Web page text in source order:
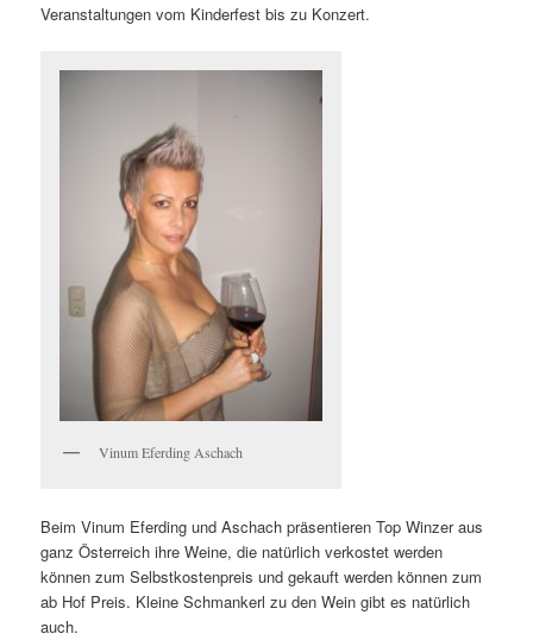
Veranstaltungen vom Kinderfest bis zu Konzert.
Vinum Eferding Aschach
Beim Vinum Eferding und Aschach präsentieren Top Winzer aus
ganz Österreich ihre Weine, die natürlich verkostet werden
können zum Selbstkostenpreis und gekauft werden können zum
ab Hof Preis. Kleine Schmankerl zu den Wein gibt es natürlich
auch.